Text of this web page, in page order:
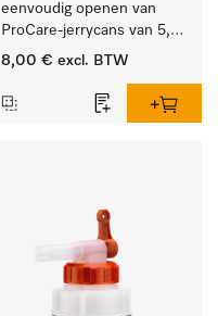
eenvoudig openen van
ProCare-jerrycans van 5,
10 en 20 l.
8,00 € excl. BTW